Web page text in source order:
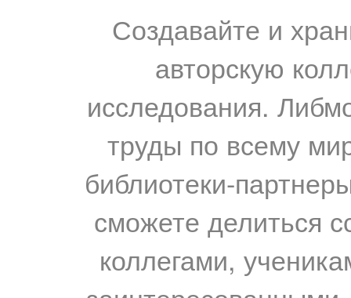
Создавайте и
авторскую
исследования.
труды по всему
библиотеки-
сможете делиться
коллегами,